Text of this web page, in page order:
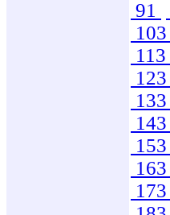
91
103
113
123
133
143
153
163
173